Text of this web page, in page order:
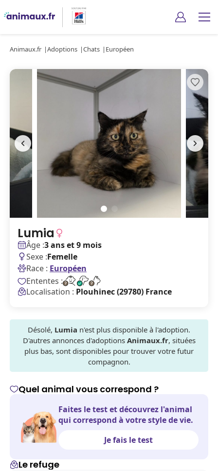
Animaux.fr Adoptions Chats Européen
Lumia
Âge :3 ans et 9 mois
Sexe :Femelle
Race : Européen
Ententes :
Localisation : Plouhinec (29780) France
Désolé, Lumia n'est plus disponible à l'adoption.
D'autres annonces d'adoptions Animaux.fr, situées
plus bas, sont disponibles pour trouver votre futur
compagnon.
Quel animal vous correspond ?
Faites le test et découvrez l'animal
qui correspond à votre style de vie.
Je fais le test
Le refuge